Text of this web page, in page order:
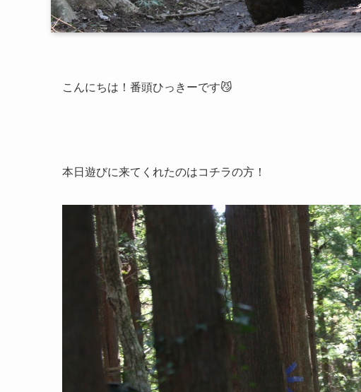
こんにちは！番頭ひっきーです😼
本日遊びに来てくれたのはコチラの方！